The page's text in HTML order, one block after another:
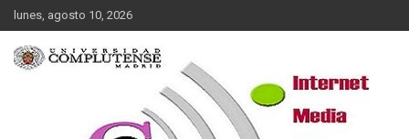
Saltar
al
contenido
lunes, agosto 10, 2026